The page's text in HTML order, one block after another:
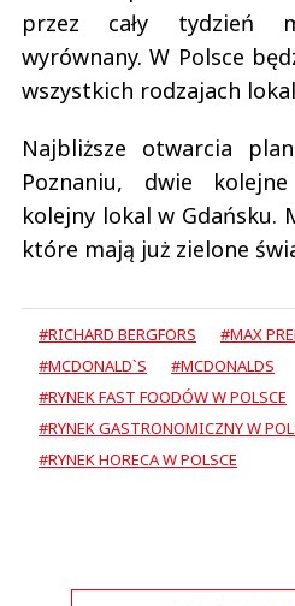
przez cały tydzień
wyrównany. W Polsce
wszystkich rodzajach
Najbliższe otwarcia
Poznaniu, dwie
kolejny lokal w Gdańsku.
które mają już zielone
#RICHARD BERGFORS
#MAX
#MCDONALD`S
#MCDONALDS
#RYNEK FAST FOODÓW W POLSCE
#RYNEK GASTRONOMICZNY W
#RYNEK HORECA W POLSCE